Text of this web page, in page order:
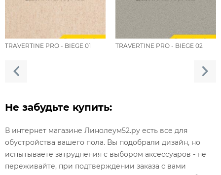
TRAVERTINE PRO - BIEGE 01 TRAVERTINE PRO - BIEGE 02
Не забудьте купить:
В интернет магазине Линолеум52.ру есть все для
обустройства вашего пола. Вы подобрали дизайн, но
испытываете затруднения с выбором аксессуаров - не
переживайте, при подтверждении заказа с вами